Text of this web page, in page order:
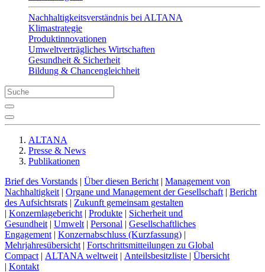
Nachhaltigkeitsverständnis bei ALTANA
Klimastrategie
Produktinnovationen
Umweltverträgliches Wirtschaften
Gesundheit & Sicherheit
Bildung & Chancengleichheit
ALTANA
Presse & News
Publikationen
Brief des Vorstands | Über diesen Bericht | Management von
Nachhaltigkeit | Organe und Management der Gesellschaft | Bericht
des Aufsichtsrats | Zukunft gemeinsam gestalten
| Konzernlagebericht | Produkte | Sicherheit und
Gesundheit | Umwelt | Personal | Gesellschaftliches
Engagement | Konzernabschluss (Kurzfassung) |
Mehrjahresübersicht | Fortschrittsmitteilungen zu Global
Compact | ALTANA weltweit | Anteilsbesitzliste | Übersicht
| Kontakt